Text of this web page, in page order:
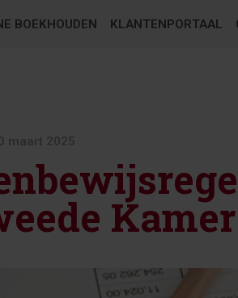
BOEKHOUDEN KLANTENPORTAAL
Kamer